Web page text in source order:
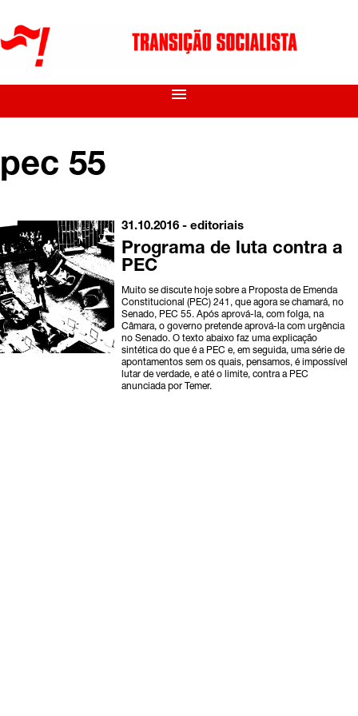
menu
pec 55
31.10.2016 -editoriais
Programa de luta contra a
PEC
Muito se discute hoje sobre a Proposta de Emenda
Constitucional (PEC) 241, que agora se chamará, no
Senado, PEC 55. Após aprová-la, com folga, na
Câmara, o governo pretende aprová-la com urgência
no Senado. O texto abaixo faz uma explicação
sintética do que é a PEC e, em seguida, uma série de
apontamentos sem os quais, pensamos, é impossível
lutar de verdade, e até o limite, contra a PEC
anunciada por Temer.